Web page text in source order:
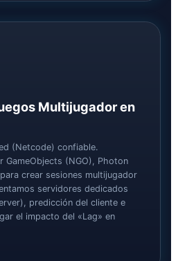
Multijugador en
(Netcode) confiable.
GameObjects (NGO), Photon
crear sesiones multijugador
servidores dedicados
predicción del cliente e
el impacto del «Lag» en